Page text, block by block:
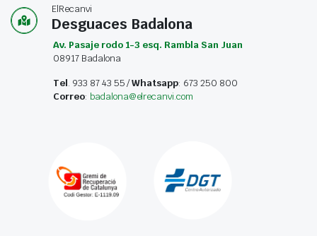
ElRecanvi
Desguaces Badalona
Av. Pasaje rodo 1-3 esq. Rambla San Juan
08917 Badalona
Tel. 933 87 43 55 /Whatsapp: 673 250 800
Correo: badalona@elrecanvi.com